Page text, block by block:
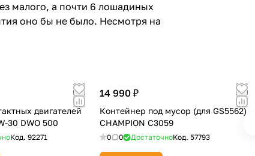
малого, а почти 6 лошадиных
оно бы не было. Несмотря на
двигателей
30 DWO 500
Код. 92271
14 990 ₽
Контейнер под мусор (для GS5562)
CHAMPION C3059
0 0 ДостаточноКод. 57793